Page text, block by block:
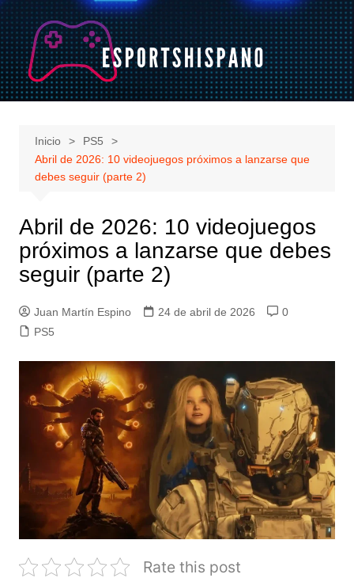
Saltar
al
contenido
Inicio
PS5
Abril de 2026: 10 videojuegos próximos a lanzarse que
debes seguir (parte 2)
Abril de 2026: 10 videojuegos
próximos a lanzarse que debes
seguir (parte 2)
Juan Martín Espino 24 de abril de 2026
0
PS5
Rate this post